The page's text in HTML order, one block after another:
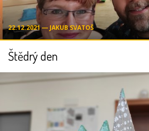
22.12.2021 ― JAKUB SVATOŠ
Štědrý den